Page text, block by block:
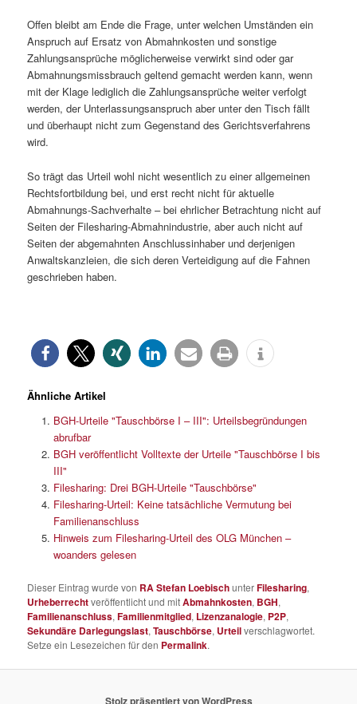
Offen bleibt am Ende die Frage, unter welchen Umständen ein
Anspruch auf Ersatz von Abmahnkosten und sonstige
Zahlungsansprüche möglicherweise verwirkt sind oder gar
Abmahnungsmissbrauch geltend gemacht werden kann, wenn
mit der Klage lediglich die Zahlungsansprüche weiter verfolgt
werden, der Unterlassungsanspruch aber unter den Tisch fällt
und überhaupt nicht zum Gegenstand des Gerichtsverfahrens
wird.
So trägt das Urteil wohl nicht wesentlich zu einer allgemeinen
Rechtsfortbildung bei, und erst recht nicht für aktuelle
Abmahnungs-Sachverhalte – bei ehrlicher Betrachtung nicht auf
Seiten der Filesharing-Abmahnindustrie, aber auch nicht auf
Seiten der abgemahnten Anschlussinhaber und derjenigen
Anwaltskanzleien, die sich deren Verteidigung auf die Fahnen
geschrieben haben.
Ähnliche Artikel
BGH-Urteile "Tauschbörse I – III": Urteilsbegründungen
abrufbar
BGH veröffentlicht Volltexte der Urteile "Tauschbörse I bis
III"
Filesharing: Drei BGH-Urteile "Tauschbörse"
Filesharing-Urteil: Keine tatsächliche Vermutung bei
Familienanschluss
Hinweis zum Filesharing-Urteil des OLG München –
woanders gelesen
Dieser Eintrag wurde von RA Stefan LoebischunterFilesharing,
Urheberrechtveröffentlicht und mitAbmahnkosten, BGH,
Familienanschluss,Familienmitglied, Lizenzanalogie, P2P,
Sekundäre Darlegungslast,Tauschbörse, Urteilverschlagwortet.
Setze ein Lesezeichen für den Permalink.
Stolz präsentiert von WordPress